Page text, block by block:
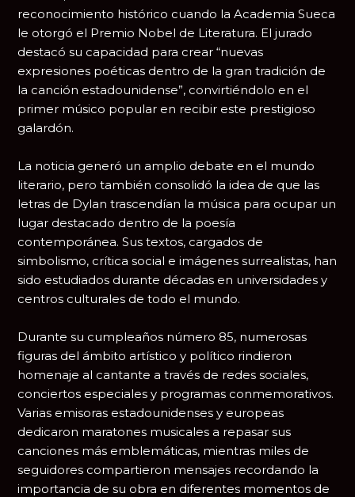
reconocimiento histórico cuando la Academia Sueca
le otorgó el Premio Nobel de Literatura. El jurado
destacó su capacidad para crear “nuevas
expresiones poéticas dentro de la gran tradición de
la canción estadounidense”, convirtiéndolo en el
primer músico popular en recibir este prestigioso
galardón.
La noticia generó un amplio debate en el mundo
literario, pero también consolidó la idea de que las
letras de Dylan trascendían la música para ocupar un
lugar destacado dentro de la poesía
contemporánea. Sus textos, cargados de
simbolismo, crítica social e imágenes surrealistas, han
sido estudiados durante décadas en universidades y
centros culturales de todo el mundo.
Durante su cumpleaños número 85, numerosas
figuras del ámbito artístico y político rindieron
homenaje al cantante a través de redes sociales,
conciertos especiales y programas conmemorativos.
Varias emisoras estadounidenses y europeas
dedicaron maratones musicales a repasar sus
canciones más emblemáticas, mientras miles de
seguidores compartieron mensajes recordando la
importancia de su obra en diferentes momentos de